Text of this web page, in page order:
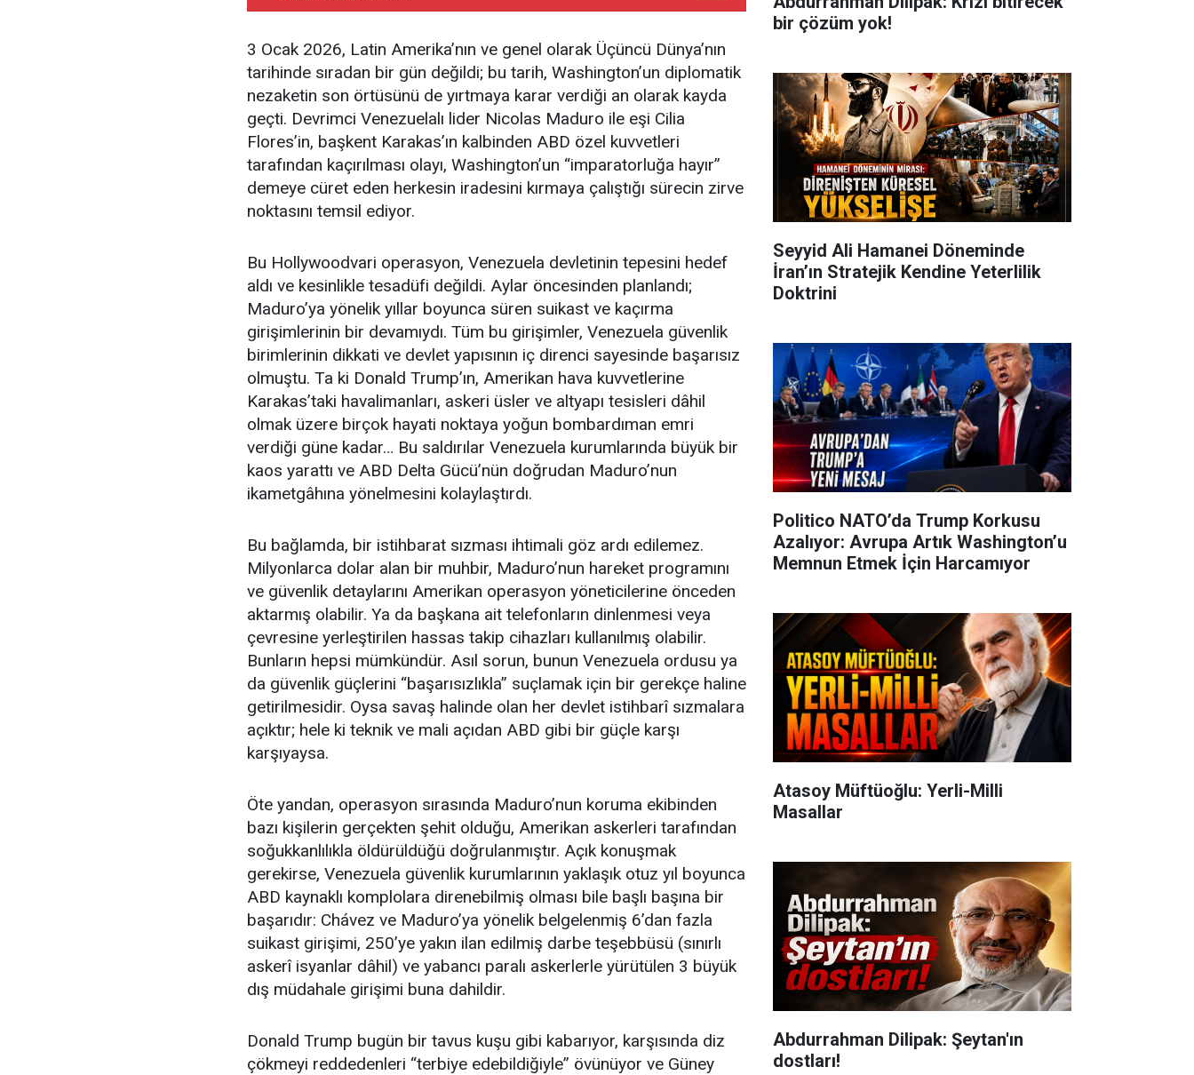
3 Ocak 2026, Latin Amerika’nın ve genel olarak Üçüncü Dünya’nın
tarihinde sıradan bir gün değildi; bu tarih, Washington’un diplomatik
nezaketin son örtüsünü de yırtmaya karar verdiği an olarak kayda
geçti. Devrimci Venezuelalı lider Nicolas Maduro ile eşi Cilia
Flores’in, başkent Karakas’ın kalbinden ABD özel kuvvetleri
tarafından kaçırılması olayı, Washington’un “imparatorluğa hayır”
demeye cüret eden herkesin iradesini kırmaya çalıştığı sürecin zirve
noktasını temsil ediyor.
Bu Hollywoodvari operasyon, Venezuela devletinin tepesini hedef
aldı ve kesinlikle tesadüfi değildi. Aylar öncesinden planlandı;
Maduro’ya yönelik yıllar boyunca süren suikast ve kaçırma
girişimlerinin bir devamıydı. Tüm bu girişimler, Venezuela güvenlik
birimlerinin dikkati ve devlet yapısının iç direnci sayesinde başarısız
olmuştu. Ta ki Donald Trump’ın, Amerikan hava kuvvetlerine
Karakas’taki havalimanları, askeri üsler ve altyapı tesisleri dâhil
olmak üzere birçok hayati noktaya yoğun bombardıman emri
verdiği güne kadar… Bu saldırılar Venezuela kurumlarında büyük bir
kaos yarattı ve ABD Delta Gücü’nün doğrudan Maduro’nun
ikametgâhına yönelmesini kolaylaştırdı.
Bu bağlamda, bir istihbarat sızması ihtimali göz ardı edilemez.
Milyonlarca dolar alan bir muhbir, Maduro’nun hareket programını
ve güvenlik detaylarını Amerikan operasyon yöneticilerine önceden
aktarmış olabilir. Ya da başkana ait telefonların dinlenmesi veya
çevresine yerleştirilen hassas takip cihazları kullanılmış olabilir.
Bunların hepsi mümkündür. Asıl sorun, bunun Venezuela ordusu ya
da güvenlik güçlerini “başarısızlıkla” suçlamak için bir gerekçe haline
getirilmesidir. Oysa savaş halinde olan her devlet istihbarî sızmalara
açıktır; hele ki teknik ve mali açıdan ABD gibi bir güçle karşı
karşıyaysa.
Öte yandan, operasyon sırasında Maduro’nun koruma ekibinden
bazı kişilerin gerçekten şehit olduğu, Amerikan askerleri tarafından
soğukkanlılıkla öldürüldüğü doğrulanmıştır. Açık konuşmak
gerekirse, Venezuela güvenlik kurumlarının yaklaşık otuz yıl boyunca
ABD kaynaklı komplolara direnebilmiş olması bile başlı başına bir
başarıdır: Chávez ve Maduro’ya yönelik belgelenmiş 6’dan fazla
suikast girişimi, 250’ye yakın ilan edilmiş darbe teşebbüsü (sınırlı
askerî isyanlar dâhil) ve yabancı paralı askerlerle yürütülen 3 büyük
dış müdahale girişimi buna dahildir.
Donald Trump bugün bir tavus kuşu gibi kabarıyor, karşısında diz
çökmeyi reddedenleri “terbiye edebildiğiyle” övünüyor ve Güney
bir çözüm yok!
Seyyid Ali Hamanei Döneminde
İran’ın Stratejik Kendine Yeterlilik
Doktrini
Politico NATO’da Trump Korkusu
Azalıyor: Avrupa Artık Washington’u
Memnun Etmek İçin Harcamıyor
Atasoy Müftüoğlu: Yerli-Milli
Masallar
Abdurrahman Dilipak: Şeytan'ın
dostları!